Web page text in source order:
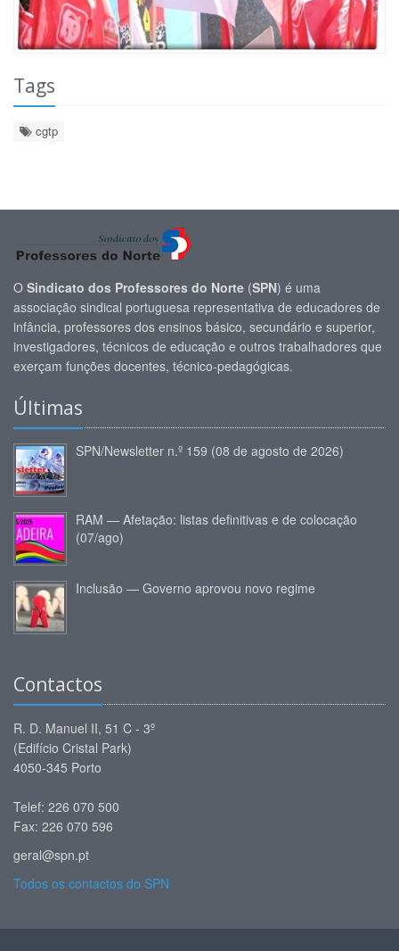
Tags
cgtp
O Sindicato dos Professores do Norte (SPN) é uma
associação sindical portuguesa representativa de educadores de
infância, professores dos ensinos básico, secundário e superior,
investigadores, técnicos de educação e outros trabalhadores que
exerçam funções docentes, técnico-pedagógicas.
Últimas
SPN/Newsletter n.º 159 (08 de agosto de 2026)
RAM — Afetação: listas definitivas e de colocação
(07/ago)
Inclusão — Governo aprovou novo regime
Contactos
R. D. Manuel II, 51 C - 3º
(Edifício Cristal Park)
4050-345 Porto
Telef: 226 070 500
Fax: 226 070 596
geral@spn.pt
Todos os contactos do SPN